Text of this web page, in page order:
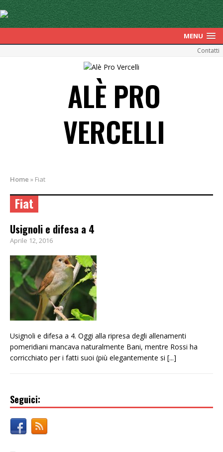
MENU
Contatti
ALÈ PRO
VERCELLI
Home » Fiat
Fiat
Usignoli e difesa a 4
Aprile 12, 2016
Usignoli e difesa a 4. Oggi alla ripresa degli allenamenti
pomeridiani mancava naturalmente Bani, mentre Rossi ha
corricchiato per i fatti suoi (più elegantemente si [...]
Seguici: